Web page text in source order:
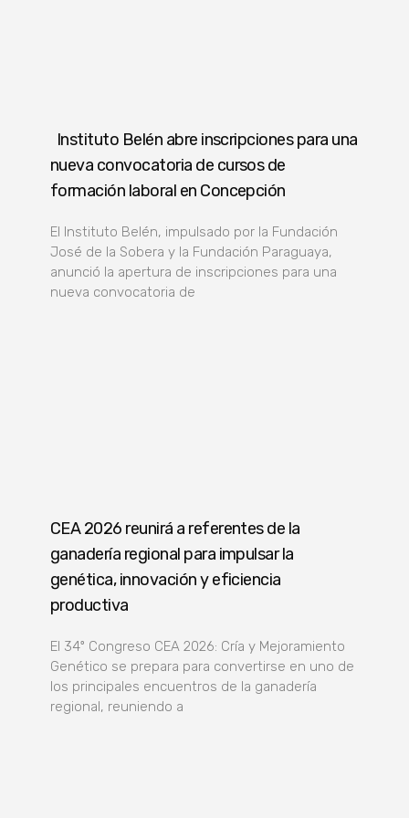
Instituto Belén abre inscripciones para una
nueva convocatoria de cursos de
formación laboral en Concepción
El Instituto Belén, impulsado por la Fundación
José de la Sobera y la Fundación Paraguaya,
anunció la apertura de inscripciones para una
nueva convocatoria de
CEA 2026 reunirá a referentes de la
ganadería regional para impulsar la
genética, innovación y eficiencia
productiva
El 34º Congreso CEA 2026: Cría y Mejoramiento
Genético se prepara para convertirse en uno de
los principales encuentros de la ganadería
regional, reuniendo a